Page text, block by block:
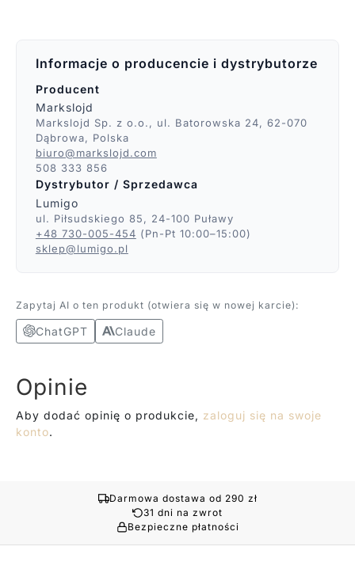
Informacje o producencie i dystrybutorze
Producent
Markslojd
Markslojd Sp. z o.o., ul. Batorowska 24, 62-070
Dąbrowa, Polska
biuro@markslojd.com
508 333 856
Dystrybutor / Sprzedawca
Lumigo
ul. Piłsudskiego 85, 24-100 Puławy
+48 730-005-454 (Pn-Pt 10:00–15:00)
sklep@lumigo.pl
Zapytaj AI o ten produkt (otwiera się w nowej karcie):
ChatGPT Claude
Opinie
Aby dodać opinię o produkcie, zaloguj się na swoje
konto.
Darmowa dostawa od 290 zł
31 dni na zwrot
Bezpieczne płatności